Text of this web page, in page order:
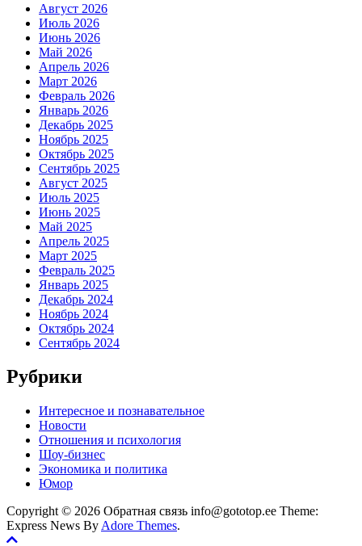
Август 2026
Июль 2026
Июнь 2026
Май 2026
Апрель 2026
Март 2026
Февраль 2026
Январь 2026
Декабрь 2025
Ноябрь 2025
Октябрь 2025
Сентябрь 2025
Август 2025
Июль 2025
Июнь 2025
Май 2025
Апрель 2025
Март 2025
Февраль 2025
Январь 2025
Декабрь 2024
Ноябрь 2024
Октябрь 2024
Сентябрь 2024
Рубрики
Интересное и познавательное
Новости
Отношения и психология
Шоу-бизнес
Экономика и политика
Юмор
Copyright © 2026 Обратная связь info@gototop.ee Theme:
Express News By Adore Themes.